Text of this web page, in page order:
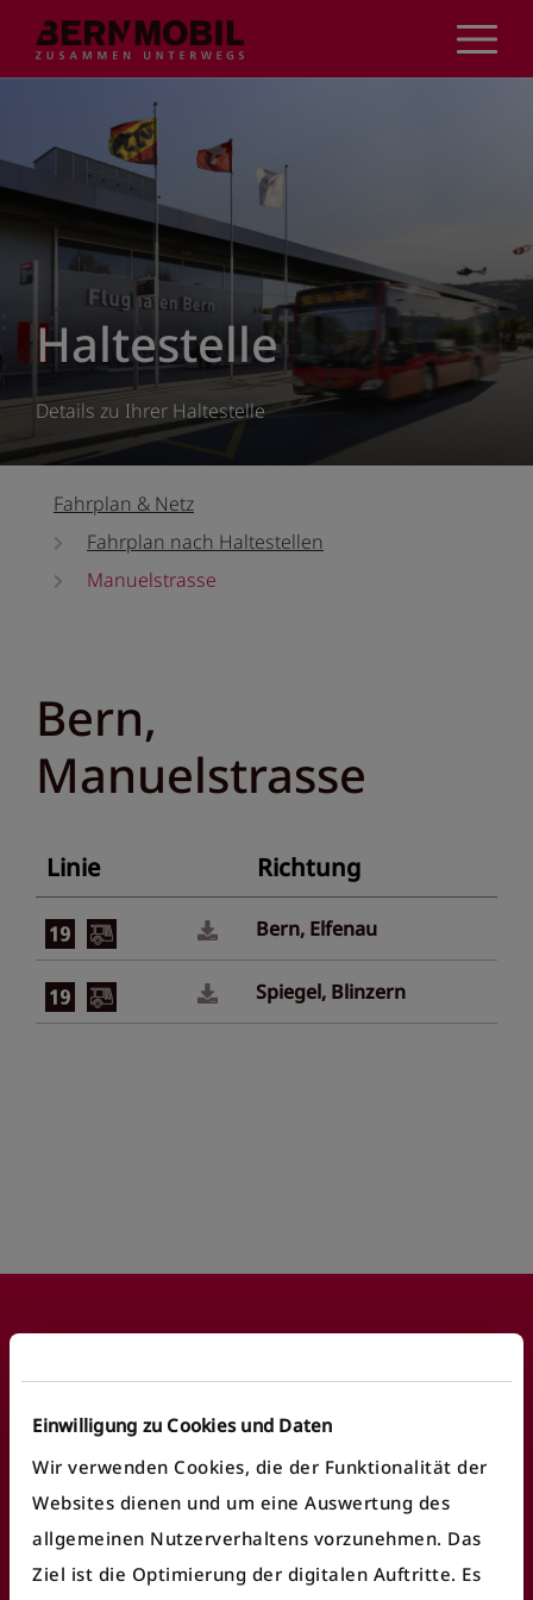
Einwilligung zu Cookies und Daten
Wir verwenden Cookies, die der Funktionalität der
Websites dienen und um eine Auswertung des
allgemeinen Nutzerverhaltens vorzunehmen. Das
Ziel ist die Optimierung der digitalen Auftritte. Es
Inhalt
Haltestelle
Details zu Ihrer Haltestelle
Fahrplan & Netz
Fahrplan nach Haltestellen
Manuelstrasse
Bern,
Manuelstrasse
Linie Richtung
Bern, Elfenau
Spiegel, Blinzern
Häufige Anliegen
Fundbüro finden